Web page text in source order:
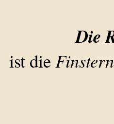
Die
ist die